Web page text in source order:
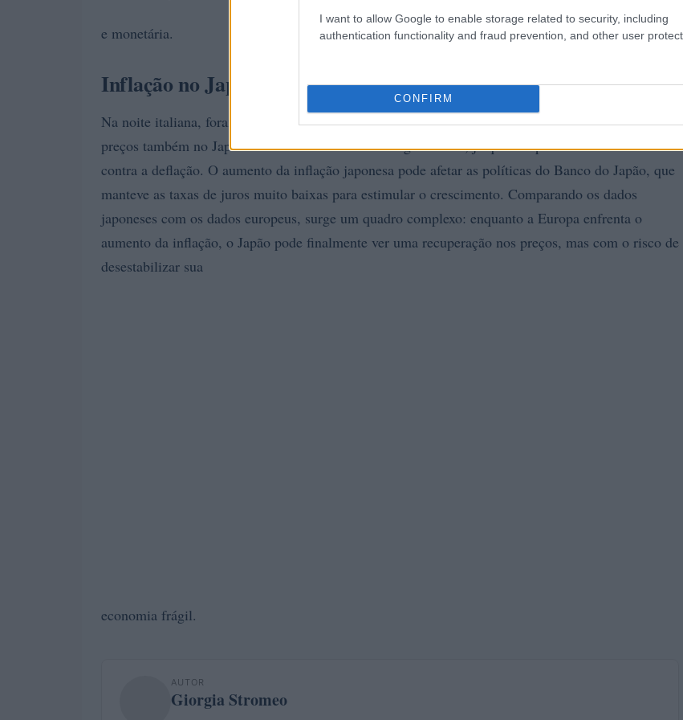
I want to allow Google to enable storage related to security, including
authentication functionality and fraud prevention, and other user
CONFIRM
e monetária.
Inflação no Japão: uma comparação internacional
Na noite italiana, foram publicados os dados da inflação de Tóquio, que mostram um aumento nos
preços também no Japão. Esse desenvolvimento é significativo, já que o Japão historicamente lutou
contra a deflação. O aumento da inflação japonesa pode afetar as políticas do Banco do Japão, que
manteve as taxas de juros muito baixas para estimular o crescimento. Comparando os dados
japoneses com os dados europeus, surge um quadro complexo: enquanto a Europa enfrenta o
aumento da inflação, o Japão pode finalmente ver uma recuperação nos preços, mas com o risco de
desestabilizar sua
economia frágil.
AUTOR
Giorgia Stromeo